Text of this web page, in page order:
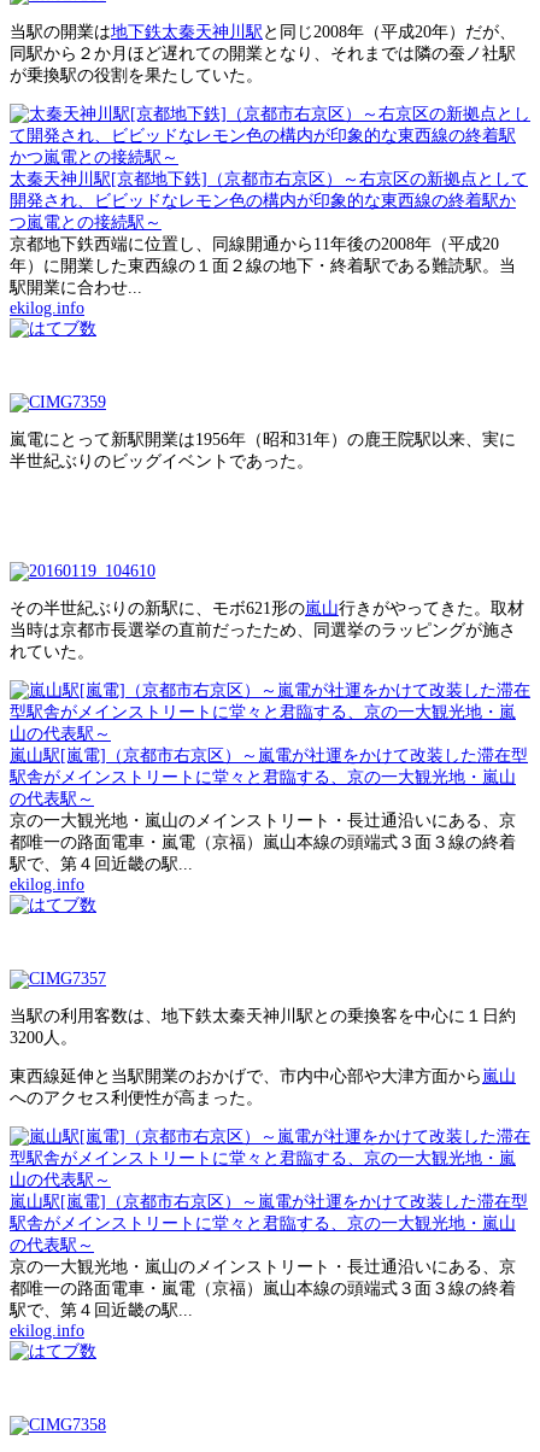
当駅の開業は地下鉄太秦天神川駅 と同じ2008年（平成20年）だが、
同駅から２か月ほど遅れての開業となり、それまでは隣の蚕ノ社駅
が乗換駅の役割を果たしていた。
太秦天神川駅[京都地下鉄]（京都市右京区）～右京区の新拠点として
開発され、ビビッドなレモン色の構内が印象的な東西線の終着駅か
つ嵐電との接続駅～
京都地下鉄西端に位置し、同線開通から11年後の2008年（平成20
年）に開業した東西線の１面２線の地下・終着駅である難読駅。当
駅開業に合わせ...
ekilog.info
嵐電にとって新駅開業は1956年（昭和31年）の鹿王院駅以来、実に
半世紀ぶりのビッグイベントであった。
その半世紀ぶりの新駅に、モボ621形の嵐山行きがやってきた。取材
当時は京都市長選挙の直前だったため、同選挙のラッピングが施さ
れていた。
嵐山駅[嵐電]（京都市右京区）～嵐電が社運をかけて改装した滞在型
駅舎がメインストリートに堂々と君臨する、京の一大観光地・嵐山
の代表駅～
京の一大観光地・嵐山のメインストリート・長辻通沿いにある、京
都唯一の路面電車・嵐電（京福）嵐山本線の頭端式３面３線の終着
駅で、第４回近畿の駅...
ekilog.info
当駅の利用客数は、地下鉄太秦天神川駅との乗換客を中心に１日約
3200人。
東西線延伸と当駅開業のおかげで、市内中心部や大津方面から 嵐山
へのアクセス利便性が高まった。
嵐山駅[嵐電]（京都市右京区）～嵐電が社運をかけて改装した滞在型
駅舎がメインストリートに堂々と君臨する、京の一大観光地・嵐山
の代表駅～
京の一大観光地・嵐山のメインストリート・長辻通沿いにある、京
都唯一の路面電車・嵐電（京福）嵐山本線の頭端式３面３線の終着
駅で、第４回近畿の駅...
ekilog.info